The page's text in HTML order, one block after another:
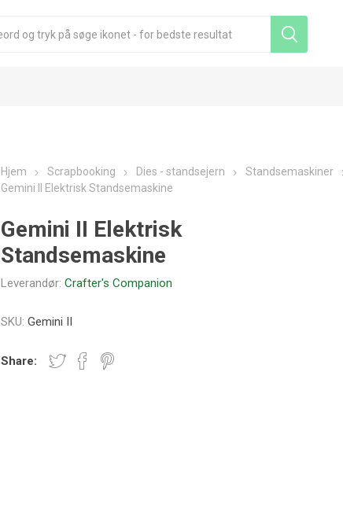
Hjem Scrapbooking Dies - standsejern
Standsemaskiner
Gemini II Elektrisk Standsemaskine
Gemini II Elektrisk
Standsemaskine
Leverandør: Crafter's Companion
SKU: Gemini II
Share: